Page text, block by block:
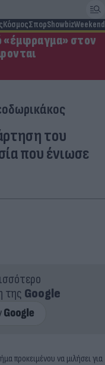
ΚόσμοςΣπορShowbizWeekend
«έμφραγμα» στον
του
που ένιωσε
της Google
προκειμένου να μιλήσει για